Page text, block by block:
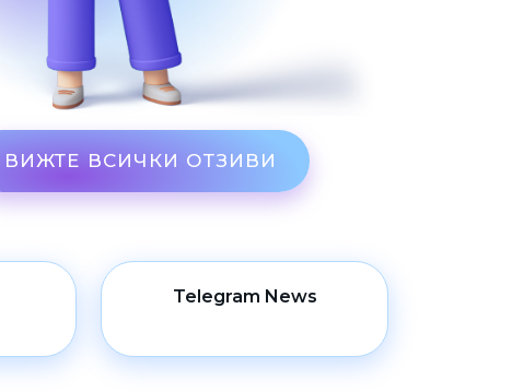
ВИЖТЕ ВСИЧКИ ОТЗИВИ
Telegram News